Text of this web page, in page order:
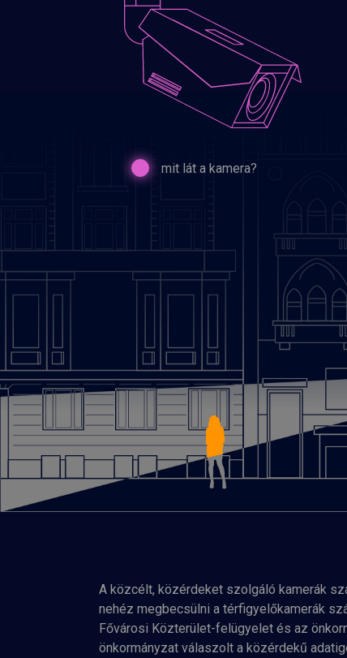
mit lát a kamera?
A közcélt, közérdeket szolgáló kamerák
nehéz megbecsülni a térfigyelőkamerák
Fővárosi Közterület-felügyelet és az
önkormányzat válaszolt a közérdekű